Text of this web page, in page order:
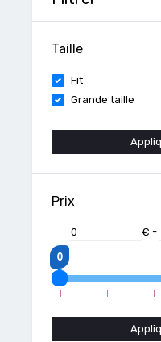
Taille
Fit
Grande taille
Prix
€ -
0